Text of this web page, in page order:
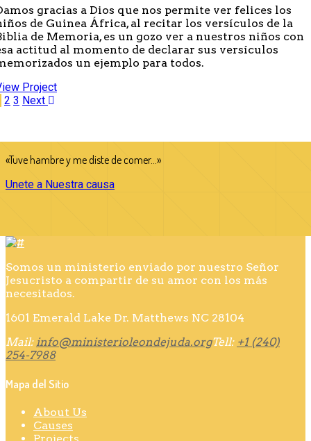
gracias a Dios que nos permite ver felices los
de Guinea África, al recitar los versículos de la
de Memoria, es un gozo ver a nuestros niños con
actitud al momento de declarar sus versículos
un ejemplo para todos.
Project
2 3 Next
«Tuve hambre y me diste de comer…»
Unete a Nuestra causa
Somos un ministerio enviado por nuestro Señor
Jesucristo a compartir de su amor con los más
necesitados.
1601 Emerald Lake Dr. Matthews NC 28104
Mail: info@ministerioleondejuda.orgTell: +1 (240)
254-7988
Mapa del Sitio
About Us
Causes